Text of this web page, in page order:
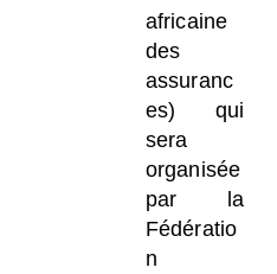
africaine
des
assuranc
es) qui
sera
organisée
par la
Fédératio
n